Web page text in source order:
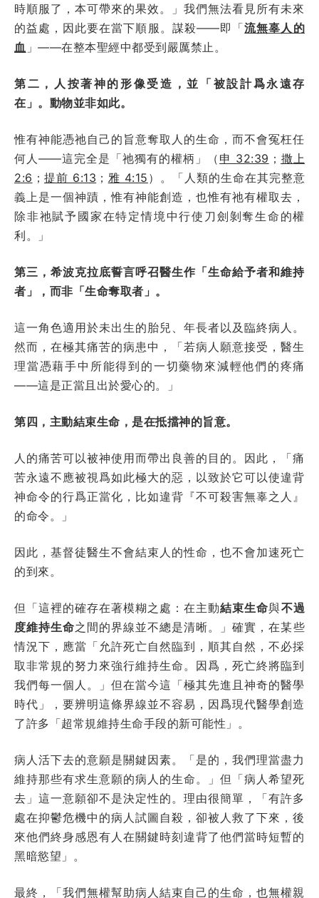
時順服了，本可帶來的果效。」我們無法看見所有未來
的益處，因此要在當下順服。謀殺——即「流無辜人的
血 」——在整本聖經中都受到嚴厲禁止。
第二，人按著神的形像受造，並「被設計爲永遠存
在」。動物並非如此。
惟有神能憑祂自己的旨意奪取人的生命，而不會冤枉任
何人——這完全是「祂獨有的權柄」（ 申 32:39 ； 撒上
2:6 ； 提前 6:13 ； 雅 4:15 ）。「人類的生命在其完整意
義上是一個神蹟，惟有神能創造，也惟有祂有權取去，
除非祂賦予國家在特定情境中行使刀劍剝奪生命的權
利。」
第三，希波克拉底誓言呼召醫生作「生命給予者和維持
者」，而非「生命奪取者」。
這一角色適用於未出生的胎兒、年長者以及臨終病人。
然而，在極其痛苦的病患中，「若病人願意接受，醫生
理當憑藉手中所能得到的一切藥物來減輕他們的疼痛
——這是正當且出於愛心的。」
第四，主動結束生命，是在抵擋神的旨意。
人的痛苦可以被神使用而帶出良善的目的。因此，「痛
苦永遠不應被視爲如此極大的惡，以致於它可以使違背
神命令的行爲正當化，比如違背『不可殺害無辜之人』
的命令。」
因此，基督徒醫生不會結束人的性命，也不會加速死亡
的到來。
但「這裡的確存在著模糊之處：在主動結束生命與不過
度維持生命之間的界線並不總是清晰。」確實，在某些
情況下，應當「允許死亡自然臨到，順其自然，不必採
取非常規的努力來強行維持生命。因爲，死亡終將臨到
我們每一個人。」但在當今這「極其先進且神奇的醫學
時代」，要辨明這條界線並不容易，因爲現代醫學創造
了許多「超常規維持生命手段的新可能性」。
病人活下去的意願是關鍵因素。「是的，我們理當盡力
維持那些有求生意願的病人的生命。」但「病人希望死
去」這一意願卻不是決定性的。理由很簡單，「有許多
處在抑鬱危機中的病人試圖自殺，卻被人救了下來，後
來他們終身感恩有人在關鍵時刻違背了他們當時短暫的
黑暗慾望」。
最終，「我們無權幫助病人結束自己的生命，也無權親